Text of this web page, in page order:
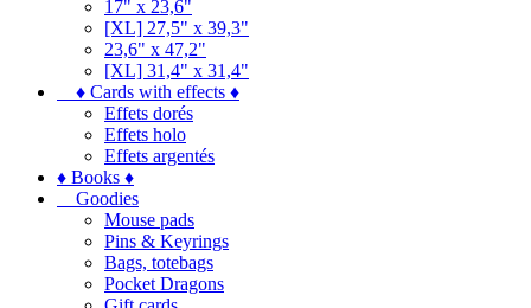
17" x 23,6"
[XL] 27,5" x 39,3"
23,6" x 47,2"
[XL] 31,4" x 31,4"
♦ Cards with effects ♦
Effets dorés
Effets holo
Effets argentés
♦ Books ♦
Goodies
Mouse pads
Pins & Keyrings
Bags, totebags
Pocket Dragons